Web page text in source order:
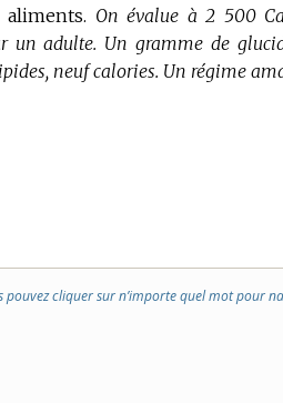
DE
DOMAINE
:
aliments. On évalue à 2 500
un adulte. Un gramme de
neuf calories. Un régime
pouvez cliquer sur n’importe quel mot pour